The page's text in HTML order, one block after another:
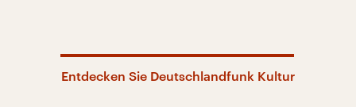
Entdecken Sie Deutschlandfunk Kultur